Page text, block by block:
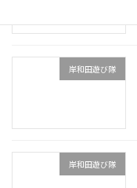
岸和田遊び隊
岸和田遊び隊